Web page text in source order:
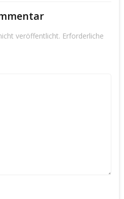
veröffentlicht. Erforderliche